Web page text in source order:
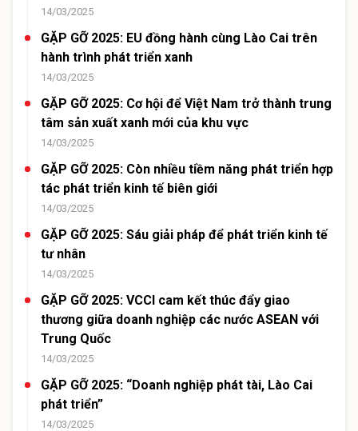
14/03/2025
GẶP GỠ 2025: EU đồng hành cùng Lào Cai trên
hành trình phát triển xanh
14/03/2025
GẶP GỠ 2025: Cơ hội để Việt Nam trở thành trung
tâm sản xuất xanh mới của khu vực
14/03/2025
GẶP GỠ 2025: Còn nhiều tiềm năng phát triển hợp
tác phát triển kinh tế biên giới
14/03/2025
GẶP GỠ 2025: Sáu giải pháp để phát triển kinh tế
tư nhân
14/03/2025
GẶP GỠ 2025: VCCI cam kết thúc đẩy giao
thương giữa doanh nghiệp các nước ASEAN với
Trung Quốc
14/03/2025
GẶP GỠ 2025: “Doanh nghiệp phát tài, Lào Cai
phát triển”
14/03/2025